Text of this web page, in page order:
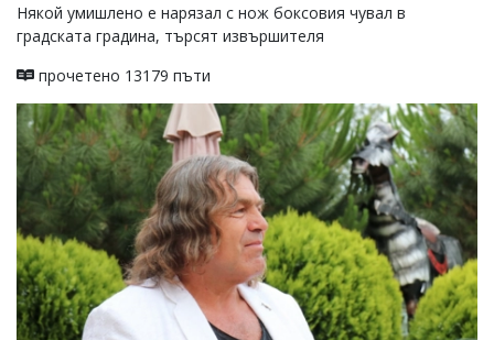
Някой умишлено е нарязал с нож боксовия чувал в
градската градина, търсят извършителя
прочетено 13179 пъти